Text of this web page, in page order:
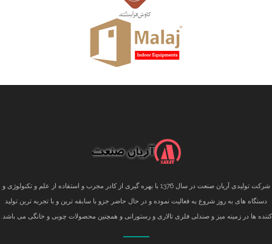
شرکت تولیدی آریان صنعت در سال 1376 با بهره گیری از کادر مجرب و استفاده از علم و تکنولوژی و
دستگاه های به روز شروع به فعالیت نموده و در حال حاضر جزو با سابقه ترین و با تجربه ترین تولید
کننده ها در زمینه میز و صندلی فلزی تالاری و رستورانی و همچنین محصولات چوبی و خانگی می باشد.